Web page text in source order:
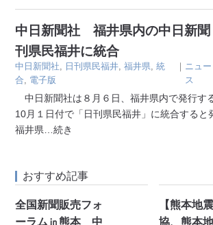
中日新聞社 福井県内の中日新
刊県民福井に統合
中日新聞社, 日刊県民福井,福井県,統
合, 電子版
｜ ニュー
ス
中日新聞社は８月６日、福井県内で発行す
10月１日付で「日刊県民福井」に統合すると
福井県 …続き
おすすめ記事
全国新聞販売フォ
ーラム㏌熊本 中
【熊本地
協、熊本